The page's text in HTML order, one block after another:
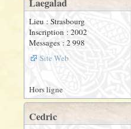
Laegalad
Lieu : Strasbourg
Inscription : 2002
Messages : 2 998
Site Web
Hors ligne
Cedric